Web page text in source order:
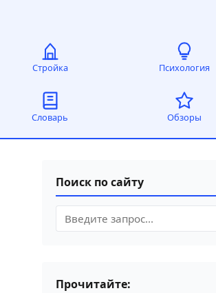
Стройка Психология
Словарь Обзоры
Поиск по сайту
Прочитайте: